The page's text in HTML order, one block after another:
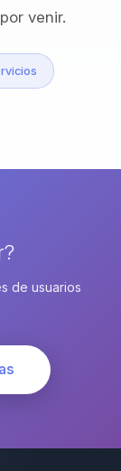
venir.
de usuarios